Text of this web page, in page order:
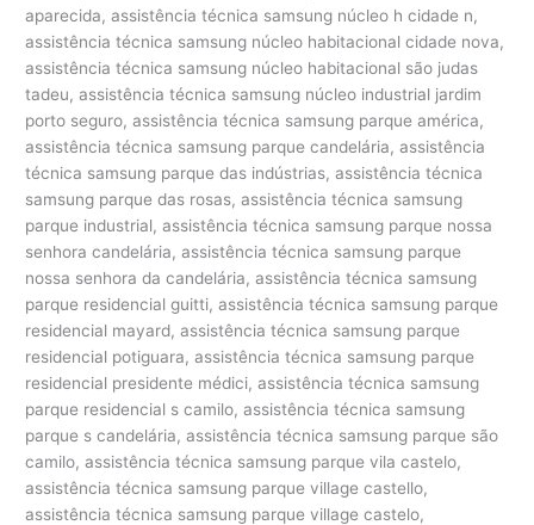
aparecida, assistência técnica samsung núcleo h cidade n,
assistência técnica samsung núcleo habitacional cidade nova,
assistência técnica samsung núcleo habitacional são judas
tadeu, assistência técnica samsung núcleo industrial jardim
porto seguro, assistência técnica samsung parque américa,
assistência técnica samsung parque candelária, assistência
técnica samsung parque das indústrias, assistência técnica
samsung parque das rosas, assistência técnica samsung
parque industrial, assistência técnica samsung parque nossa
senhora candelária, assistência técnica samsung parque
nossa senhora da candelária, assistência técnica samsung
parque residencial guitti, assistência técnica samsung parque
residencial mayard, assistência técnica samsung parque
residencial potiguara, assistência técnica samsung parque
residencial presidente médici, assistência técnica samsung
parque residencial s camilo, assistência técnica samsung
parque s candelária, assistência técnica samsung parque são
camilo, assistência técnica samsung parque vila castelo,
assistência técnica samsung parque village castello,
assistência técnica samsung parque village castelo,